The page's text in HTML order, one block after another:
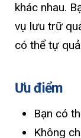
khác nhau.
vụ lưu trữ
có thể tự
Ưu điểm
Bạn có
Không